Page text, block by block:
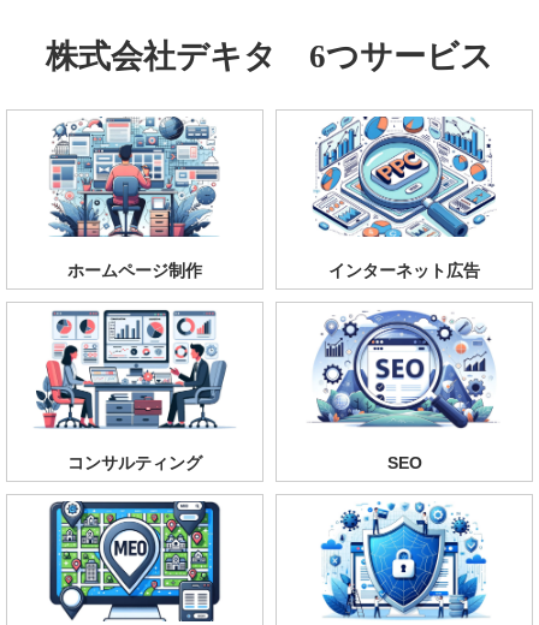
株式会社デキタ 6つサービス
ホームページ制作 インターネット広告
コンサルティング SEO